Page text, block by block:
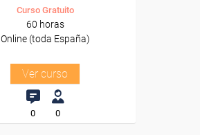
Curso Gratuito
60 horas
Online (toda España)
Ver curso
0 0